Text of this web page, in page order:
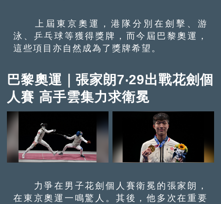
上屆東京奧運，港隊分別在劍擊、游
泳、乒乓球等獲得獎牌，而今屆巴黎奧運，
這些項目亦自然成為了獎牌希望。
巴黎奧運｜張家朗7‧29出戰花劍個
人賽 高手雲集力求衛冕
力爭在男子花劍個人賽衛冕的張家朗，
在東京奧運一鳴驚人。其後，他多次在重要